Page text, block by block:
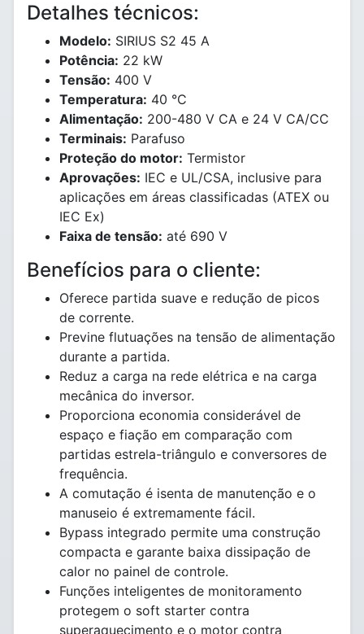
Detalhes técnicos:
Modelo: SIRIUS S2 45 A
Potência: 22 kW
Tensão: 400 V
Temperatura: 40 °C
Alimentação: 200-480 V CA e 24 V CA/CC
Terminais: Parafuso
Proteção do motor: Termistor
Aprovações: IEC e UL/CSA, inclusive para
aplicações em áreas classificadas (ATEX ou
IEC Ex)
Faixa de tensão: até 690 V
Benefícios para o cliente:
Oferece partida suave e redução de picos
de corrente.
Previne flutuações na tensão de alimentação
durante a partida.
Reduz a carga na rede elétrica e na carga
mecânica do inversor.
Proporciona economia considerável de
espaço e fiação em comparação com
partidas estrela-triângulo e conversores de
frequência.
A comutação é isenta de manutenção e o
manuseio é extremamente fácil.
Bypass integrado permite uma construção
compacta e garante baixa dissipação de
calor no painel de controle.
Funções inteligentes de monitoramento
protegem o soft starter contra
superaquecimento e o motor contra